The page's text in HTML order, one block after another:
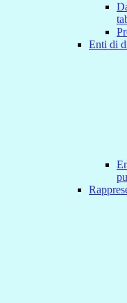
Enti di